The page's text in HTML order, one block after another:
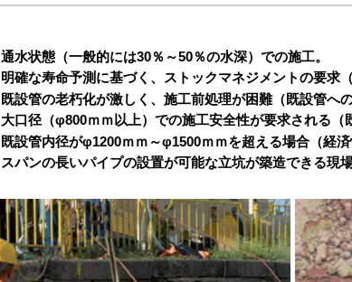
通水状態（一般的には30％～50％の水深）での施工。
明確な寿命予測に基づく、ストックマネジメントの要求
既設管の老朽化が激しく、施工前処理が困難（既設管へ
大口径（φ800ｍｍ以上）での施工安全性が要求される（
既設管内径がφ1200ｍｍ～φ1500ｍｍを超える場合（経済
スパンの長いパイプの設置が可能な立坑が築造できる現